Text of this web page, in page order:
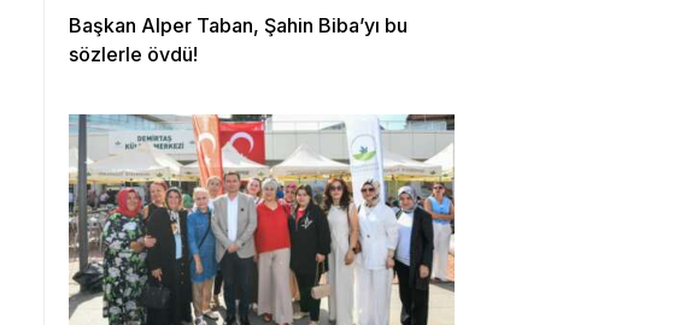
Başkan Alper Taban, Şahin Biba’yı bu
sözlerle övdü!